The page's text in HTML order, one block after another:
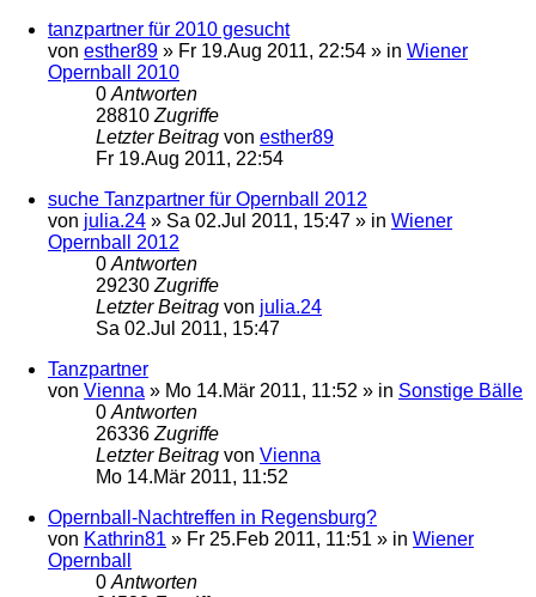
tanzpartner für 2010 gesucht
von esther89 » Fr 19.Aug 2011, 22:54 » in Wiener
Opernball 2010
0 Antworten
28810 Zugriffe
Letzter Beitrag von esther89
Fr 19.Aug 2011, 22:54
suche Tanzpartner für Opernball 2012
von julia.24 » Sa 02.Jul 2011, 15:47 » in Wiener
Opernball 2012
0 Antworten
29230 Zugriffe
Letzter Beitrag von julia.24
Sa 02.Jul 2011, 15:47
Tanzpartner
von Vienna » Mo 14.Mär 2011, 11:52 » in Sonstige Bälle
0 Antworten
26336 Zugriffe
Letzter Beitrag von Vienna
Mo 14.Mär 2011, 11:52
Opernball-Nachtreffen in Regensburg?
von Kathrin81 » Fr 25.Feb 2011, 11:51 » in Wiener
Opernball
0 Antworten